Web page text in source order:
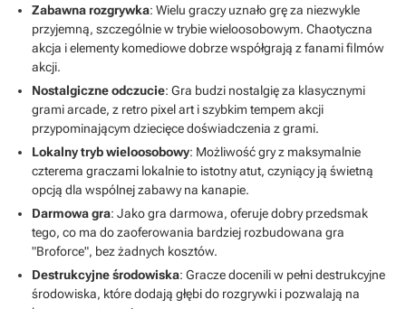
Zabawna rozgrywka: Wielu graczy uznało grę za niezwykle
przyjemną, szczególnie w trybie wieloosobowym. Chaotyczna
akcja i elementy komediowe dobrze współgrają z fanami filmów
akcji.
Nostalgiczne odczucie: Gra budzi nostalgię za klasycznymi
grami arcade, z retro pixel art i szybkim tempem akcji
przypominającym dziecięce doświadczenia z grami.
Lokalny tryb wieloosobowy: Możliwość gry z maksymalnie
czterema graczami lokalnie to istotny atut, czyniący ją świetną
opcją dla wspólnej zabawy na kanapie.
Darmowa gra: Jako gra darmowa, oferuje dobry przedsmak
tego, co ma do zaoferowania bardziej rozbudowana gra
"Broforce", bez żadnych kosztów.
Destrukcyjne środowiska: Gracze docenili w pełni destrukcyjne
środowiska, które dodają głębi do rozgrywki i pozwalają na